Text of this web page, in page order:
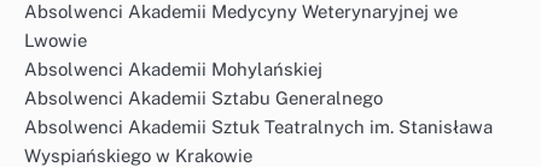
Absolwenci Akademii Medycyny Weterynaryjnej we
Lwowie
Absolwenci Akademii Mohylańskiej
Absolwenci Akademii Sztabu Generalnego
Absolwenci Akademii Sztuk Teatralnych im. Stanisława
Wyspiańskiego w Krakowie